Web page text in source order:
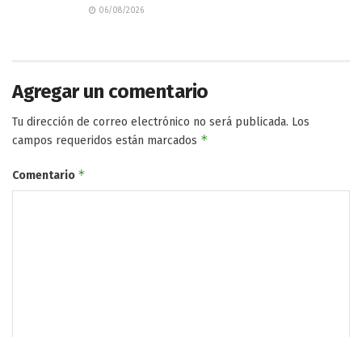
06/08/2026
Agregar un comentario
Tu dirección de correo electrónico no será publicada. Los
campos requeridos están marcados *
Comentario *